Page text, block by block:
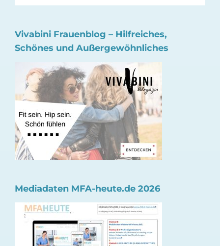
Vivabini Frauenblog – Hilfreiches,
Schönes und Außergewöhnliches
Mediadaten MFA-heute.de 2026